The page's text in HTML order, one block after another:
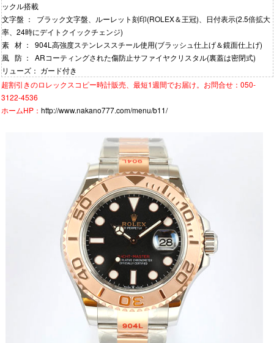
ックル搭載
文字盤 ： ブラック文字盤、ルーレット刻印(ROLEX＆王冠)、日付表示(2.5倍拡大
率、24時にデイトクイックチェンジ)
素 材 ： 904L高強度ステンレススチール使用(ブラッシュ仕上げ＆鏡面仕上げ)
風 防 ： ARコーティングされた傷防止サファイヤクリスタル(裏蓋は密閉式)
リューズ： ガード付き
超割引きのロレックスコピー時計販売、最短1週間でお届け。お問合せ：050-
3122-4536
ホームHP： http://www.nakano777.com/menu/b11/